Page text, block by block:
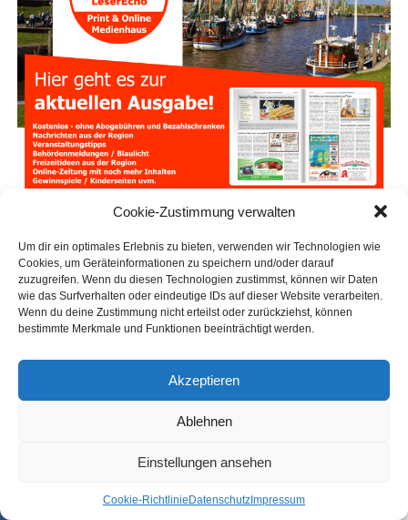
Cookie-Zustimmung verwalten
Um dir ein optimales Erlebnis zu bieten, verwenden wir Technologien wie
Cookies, um Geräteinformationen zu speichern und/oder darauf
zuzugreifen. Wenn du diesen Technologien zustimmst, können wir Daten
wie das Surfverhalten oder eindeutige IDs auf dieser Website verarbeiten.
Wenn du deine Zustimmung nicht erteilst oder zurückziehst, können
bestimmte Merkmale und Funktionen beeinträchtigt werden.
Akzeptieren
Ablehnen
Einstellungen ansehen
Coo­kie-Richt­li­nie Daten­schutz Impres­sum
SHARE TWEET